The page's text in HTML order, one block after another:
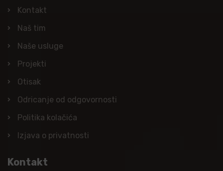
Kontakt
Naš tim
Naše usluge
Projekti
Otisak
Odricanje od odgovornosti
Politika kolačića
Izjava o privatnosti
Kontakt